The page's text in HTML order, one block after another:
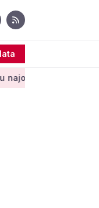
izrazima Europe'